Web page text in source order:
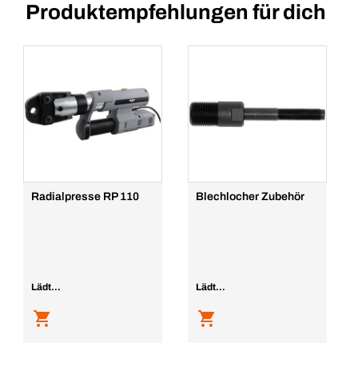
Produktempfehlungen für dich
Radialpresse RP 110
Lädt...
Blechlocher Zubehör
Lädt...